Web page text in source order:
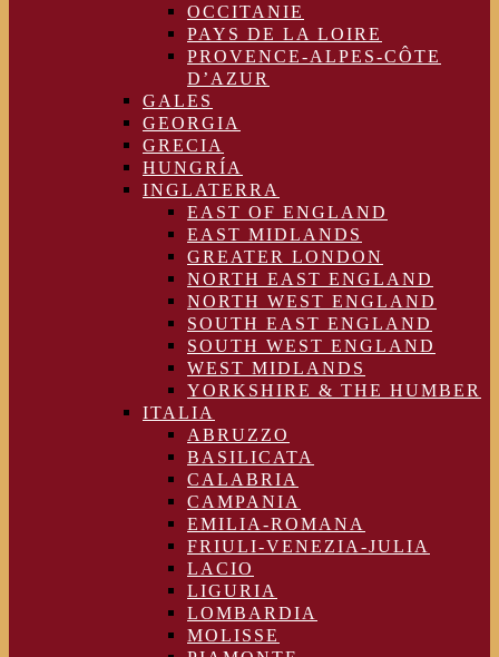
OCCITANIE
PAYS DE LA LOIRE
PROVENCE-ALPES-CÔTE
D’AZUR
GALES
GEORGIA
GRECIA
HUNGRÍA
INGLATERRA
EAST OF ENGLAND
EAST MIDLANDS
GREATER LONDON
NORTH EAST ENGLAND
NORTH WEST ENGLAND
SOUTH EAST ENGLAND
SOUTH WEST ENGLAND
WEST MIDLANDS
YORKSHIRE & THE HUMBER
ITALIA
ABRUZZO
BASILICATA
CALABRIA
CAMPANIA
EMILIA-ROMANA
FRIULI-VENEZIA-JULIA
LACIO
LIGURIA
LOMBARDIA
MOLISSE